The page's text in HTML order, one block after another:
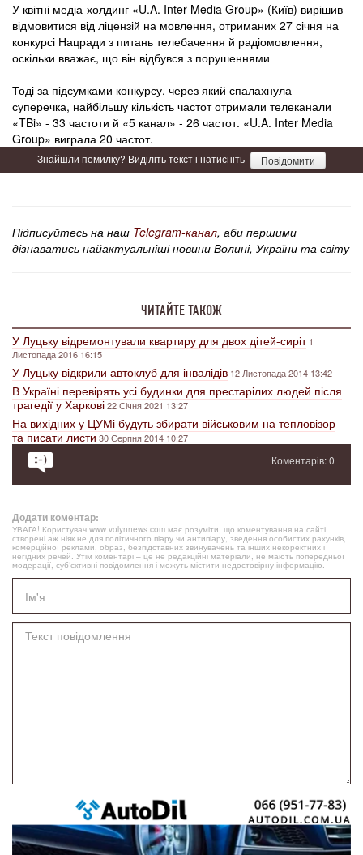
У квітні медіа-холдинг «U.A. Inter Media Group» (Київ) вирішив
відмовитися від ліцензій на мовлення, отриманих 27 січня на
конкурсі Нацради з питань телебачення й радіомовлення,
оскільки вважає, що він відбувся з порушеннями
Тоді за підсумками конкурсу, через який спалахнула
суперечка, найбільшу кількість частот отримали телеканали
«TBi» - 33 частоти й «5 канал» - 26 частот. «U.A. Inter Media
Group» виграла 20 частот.
Знайшли помилку? Виділіть текст і натисніть Повідомити
Підписуйтесь на наш Telegram-канал, аби першими
дізнаватись найактуальніші новини Волині, України та світу
ЧИТАЙТЕ ТАКОЖ
У Луцьку відремонтували квартиру для двох дітей-сиріт 1
Листопада 2016 16:15
У Луцьку відкрили автоклуб для інвалідів 12 Листопада 2014 13:42
В Україні перевірять усі будинки для престарілих людей після
трагедії у Харкові22 Січня 2021 13:27
На вихідних у ЦУМі будуть збирати військовим на тепловізор
та писати листи30 Серпня 2014 10:27
Коментарів: 0
Додати коментар:
УВАГА! Користувач www.volynnews.com має розуміти, що коментування на сайті
створені аж ніяк не для політичного піару чи антипіару, зведення особистих рахунків,
комерційної реклами, образ, безпідставних звинувачень та інших некоректних і
негідних речей. Утім коментарі – це не редакційні матеріали, не мають попередньої
модерації, суб’єктивні повідомлення і можуть містити недостовірну інформацію.